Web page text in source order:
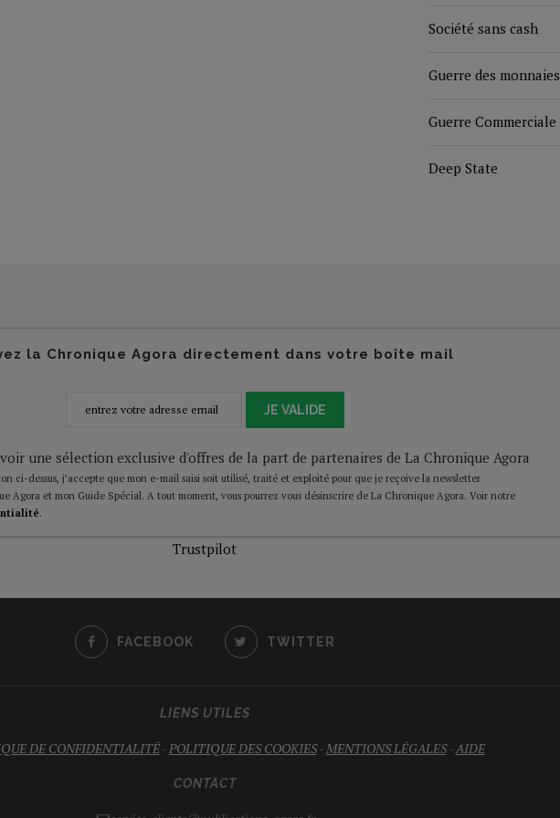
Société sans cash
Guerre des monnaies
Guerre Commerciale
Deep State
la Chronique Agora directement dans votre boîte mail
JE VALIDE
une sélection exclusive d'offres de la part de partenaires de La Chronique Agora
ci-dessus, j’accepte que mon e-mail saisi soit utilisé, traité et exploité pour que je reçoive la newsletter
Agora et mon Guide Spécial. A tout moment, vous pourrez vous désinscrire de La Chronique Agora. Voir notre
.
Trustpilot
FACEBOOK TWITTER
LIENS UTILES
DE CONFIDENTIALITÉ-POLITIQUE DES COOKIES-MENTIONS LÉGALES-AIDE
CONTACT